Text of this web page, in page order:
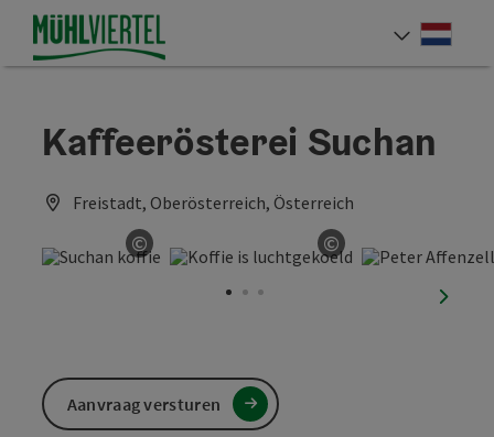
InhoudAccesskey
[0]
NavigatieAccesskey
[1]
PaginabeginAccesskey
[2]
Kaffeerösterei Suchan
Freistadt, Oberösterreich, Österreich
©
Start Copyright
©
Start Copyright
Aanvraag versturen